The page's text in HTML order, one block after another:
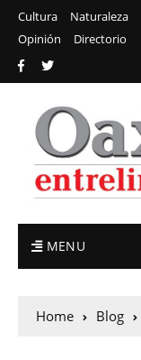
Cultura Naturaleza
Opinión
Directorio
MENU
Home Blog